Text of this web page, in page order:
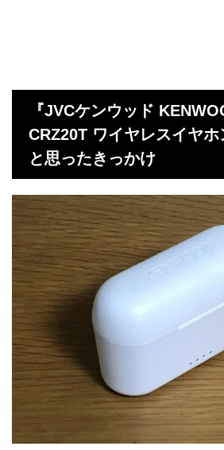
『JVCケンウッド
CRZ20T ワイヤレスイヤ
と思ったきっかけ